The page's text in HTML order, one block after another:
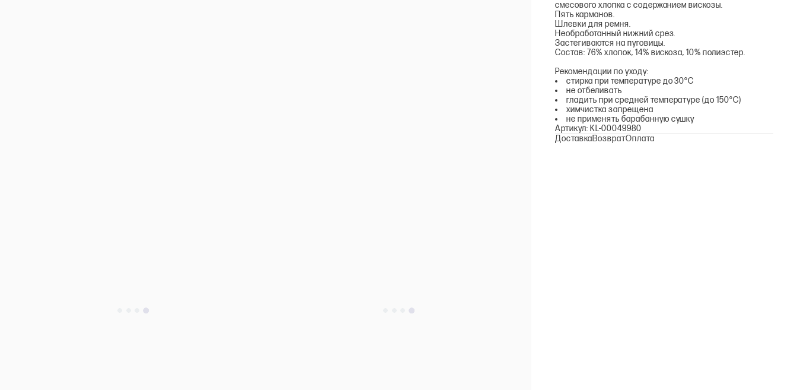
смесового хлопка с содержанием вискозы.
Пять карманов.
Шлевки для ремня.
Необработанный нижний срез.
Застегиваются на пуговицы.
Состав: 76% хлопок, 14% вискоза, 10% полиэстер.
Рекомендации по уходу:
стирка при температуре до 30°С
не отбеливать
гладить при средней температуре (до 150°С)
химчистка запрещена
не применять барабанную сушку
Артикул: KL-00049980
ДоставкаВозвратОплата